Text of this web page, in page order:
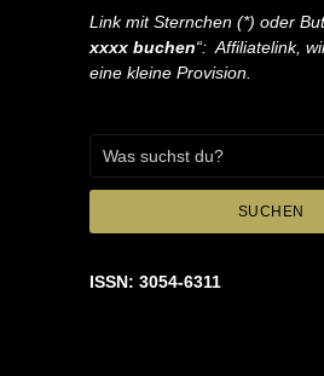
Link mit Sternchen (*) oder
xxxx buchen“: Affiliatelink,
eine kleine Provision.
SUCHEN
ISSN: 3054-6311